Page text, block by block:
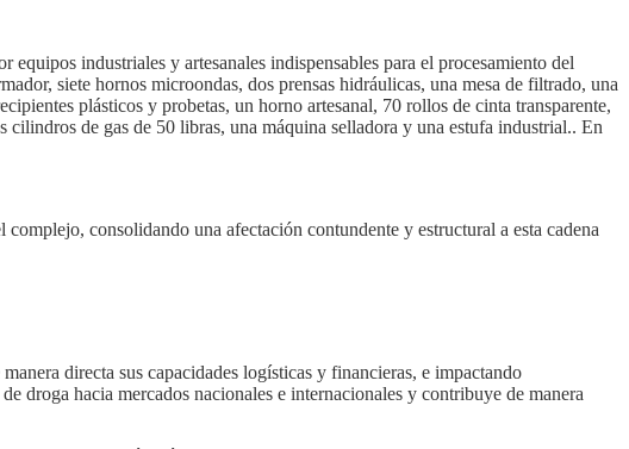
industriales y artesanales indispensables para el procesamiento del
siete hornos microondas, dos prensas hidráulicas, una mesa de filtrado, una
plásticos y probetas, un horno artesanal, 70 rollos de cinta transparente,
de gas de 50 libras, una máquina selladora y una estufa industrial.. En
consolidando una afectación contundente y estructural a esta cadena
directa sus capacidades logísticas y financieras, e impactando
droga hacia mercados nacionales e internacionales y contribuye de manera